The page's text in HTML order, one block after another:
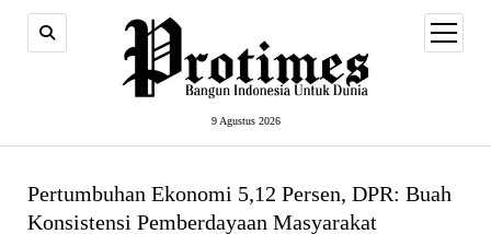
9 Agustus 2026
open
menu
Pertumbuhan Ekonomi 5,12 Persen, DPR: Buah
Konsistensi Pemberdayaan Masyarakat